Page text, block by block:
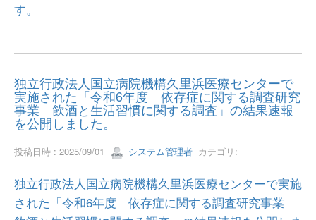
す。
独立行政法人国立病院機構久里浜医療センターで
実施された「令和6年度 依存症に関する調査研究
事業 飲酒と生活習慣に関する調査」の結果速報
を公開しました。
投稿日時 : 2025/09/01 システム管理者 カテゴリ:
独立行政法人国立病院機構久里浜医療センターで実施
された「令和6年度 依存症に関する調査研究事業